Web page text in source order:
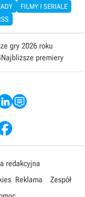
FILMY I SERIALE
gry 2026 roku
Najbliższe premiery
redakcyjna
Reklama
Zespół